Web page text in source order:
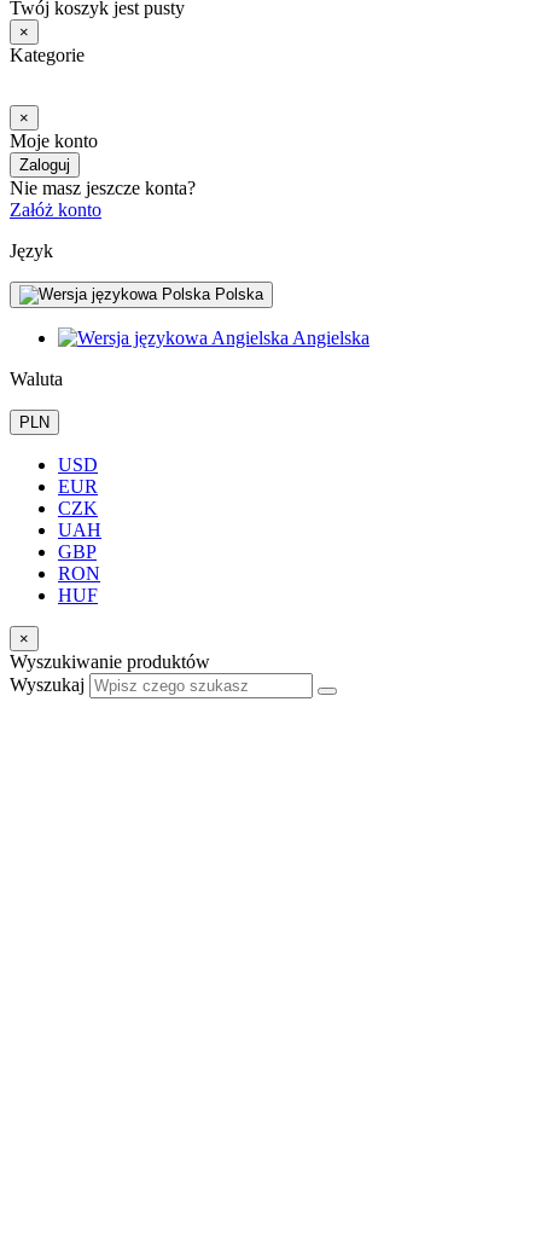
Twój koszyk jest pusty
×
Kategorie
×
Moje konto
Zaloguj
Nie masz jeszcze konta?
Załóż konto
Język
Polska
Angielska
Waluta
PLN
USD
EUR
CZK
UAH
GBP
RON
HUF
×
Wyszukiwanie produktów
Wyszukaj